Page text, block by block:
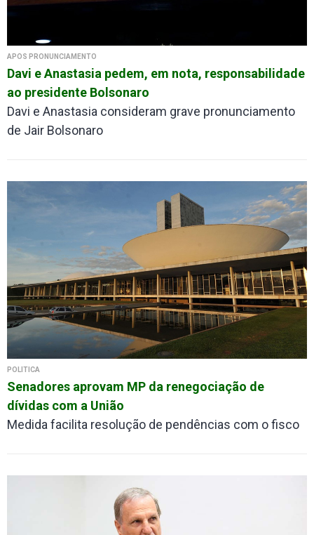
APÓS PRONUNCIAMENTO
Davi e Anastasia pedem, em nota, responsabilidade
ao presidente Bolsonaro
Davi e Anastasia consideram grave pronunciamento
de Jair Bolsonaro
POLÍTICA
Senadores aprovam MP da renegociação de
dívidas com a União
Medida facilita resolução de pendências com o fisco